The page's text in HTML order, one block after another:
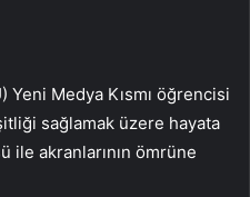
Medya Kısmı öğrencisi
sağlamak üzere hayata
ile akranlarının ömrüne